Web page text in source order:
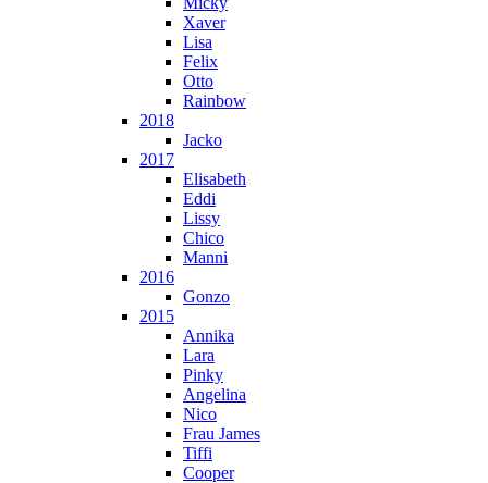
Xaver
Lisa
Felix
Otto
Rainbow
2018
Jacko
2017
Elisabeth
Eddi
Lissy
Chico
Manni
2016
Gonzo
2015
Annika
Lara
Pinky
Angelina
Nico
Frau James
Tiffi
Cooper